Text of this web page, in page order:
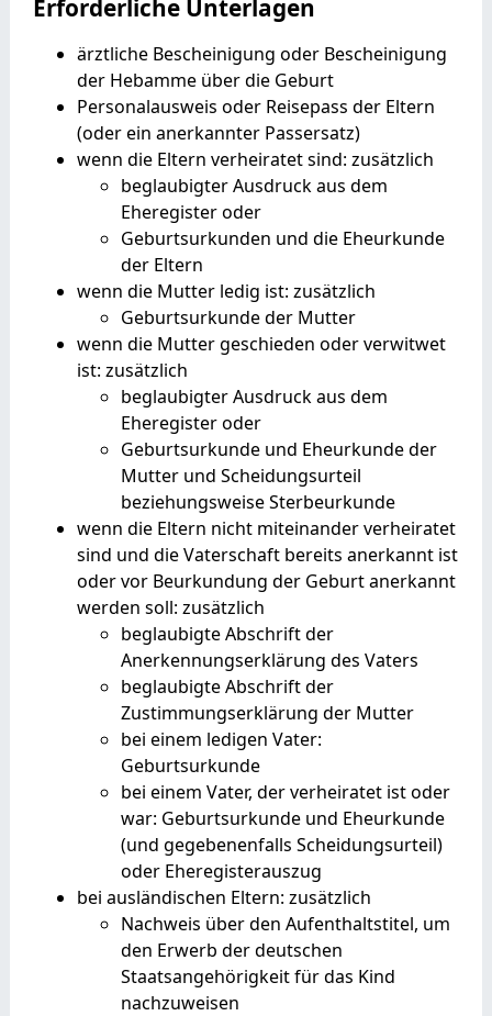
Erforderliche Unterlagen
ärztliche Bescheinigung oder Bescheinigung
der Hebamme über die Geburt
Personalausweis oder Reisepass der Eltern
(oder ein anerkannter Passersatz)
wenn die Eltern verheiratet sind: zusätzlich
beglaubigter Ausdruck aus dem
Eheregister oder
Geburtsurkunden und die Eheurkunde
der Eltern
wenn die Mutter ledig ist: zusätzlich
Geburtsurkunde der Mutter
wenn die Mutter geschieden oder verwitwet
ist: zusätzlich
beglaubigter Ausdruck aus dem
Eheregister oder
Geburtsurkunde und Eheurkunde der
Mutter und Scheidungsurteil
beziehungsweise Sterbeurkunde
wenn die Eltern nicht miteinander verheiratet
sind und die Vaterschaft bereits anerkannt ist
oder vor Beurkundung der Geburt anerkannt
werden soll: zusätzlich
beglaubigte Abschrift der
Anerkennungserklärung des Vaters
beglaubigte Abschrift der
Zustimmungserklärung der Mutter
bei einem ledigen Vater:
Geburtsurkunde
bei einem Vater, der verheiratet ist oder
war: Geburtsurkunde und Eheurkunde
(und gegebenenfalls Scheidungsurteil)
oder Eheregisterauszug
bei ausländischen Eltern: zusätzlich
Nachweis über den Aufenthaltstitel, um
den Erwerb der deutschen
Staatsangehörigkeit für das Kind
nachzuweisen